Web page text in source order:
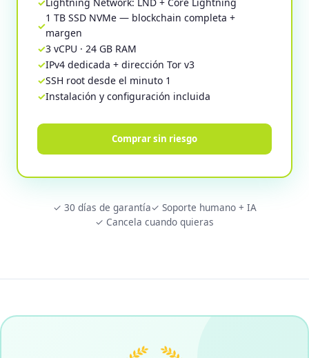
1 TB SSD NVMe — blockchain completa +
margen
3 vCPU · 24 GB RAM
IPv4 dedicada + dirección Tor v3
SSH root desde el minuto 1
Instalación y configuración incluida
Comprar sin riesgo
✓ 30 días de garantía✓ Soporte humano + IA
✓ Cancela cuando quieras